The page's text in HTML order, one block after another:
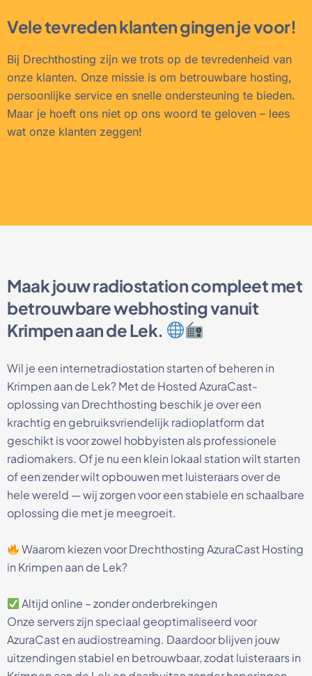
Vele tevreden klanten gingen je voor!
Bij Drechthosting zijn we trots op de tevredenheid van
onze klanten. Onze missie is om betrouwbare hosting,
persoonlijke service en snelle ondersteuning te bieden.
Maar je hoeft ons niet op ons woord te geloven – lees
wat onze klanten zeggen!
Maak jouw radiostation compleet met
betrouwbare webhosting vanuit
Krimpen aan de Lek.
Wil je een internetradiostation starten of beheren in
Krimpen aan de Lek? Met de Hosted AzuraCast-
oplossing van Drechthosting beschik je over een
krachtig en gebruiksvriendelijk radioplatform dat
geschikt is voor zowel hobbyisten als professionele
radiomakers. Of je nu een klein lokaal station wilt starten
of een zender wilt opbouwen met luisteraars over de
hele wereld — wij zorgen voor een stabiele en schaalbare
oplossing die met je meegroeit.
Waarom kiezen voor Drechthosting AzuraCast Hosting
in Krimpen aan de Lek?
Altijd online – zonder onderbrekingen
Onze servers zijn speciaal geoptimaliseerd voor
AzuraCast en audiostreaming. Daardoor blijven jouw
uitzendingen stabiel en betrouwbaar, zodat luisteraars in